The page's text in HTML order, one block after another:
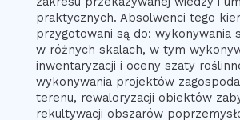
praktycznych. Absolwenci tego
przygotowani są do: wykonywania
w różnych skalach, w tym
inwentaryzacji i oceny szaty
wykonywania projektów
terenu, rewaloryzacji obiektów
rekultywacji obszarów